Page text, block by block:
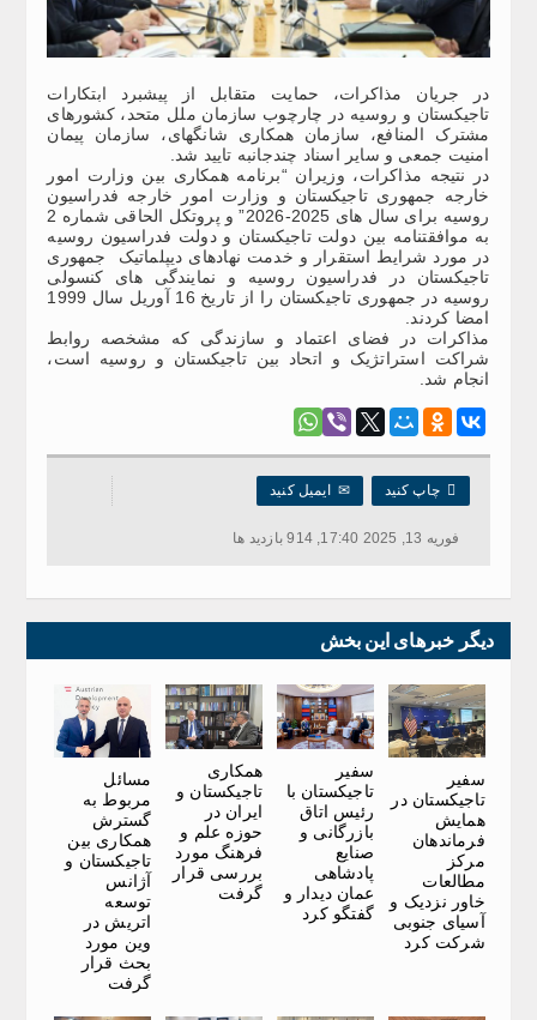
در جریان مذاکرات، حمایت متقابل از پیشبرد ابتکارات
تاجیکستان و روسیه در چارچوب سازمان ملل متحد، کشورهای
مشترک المنافع، سازمان همکاری شانگهای، سازمان پیمان
امنیت جمعی و سایر اسناد چندجانبه تایید شد.
در نتیجه مذاکرات، وزیران “برنامه همکاری بین وزارت امور
خارجه جمهوری تاجیکستان و وزارت امور خارجه فدراسیون
روسیه برای سال های 2025-2026” و پروتکل الحاقی شماره 2
به موافقتنامه بین دولت تاجیکستان و دولت فدراسیون روسیه
در مورد شرایط استقرار و خدمت نهادهای دیپلماتیک جمهوری
تاجیکستان در فدراسیون روسیه و نمایندگی های کنسولی
روسیه در جمهوری تاجیکستان را از تاریخ 16 آوریل سال 1999
امضا کردند.
مذاکرات در فضای اعتماد و سازندگی که مشخصه روابط
شراکت استراتژیک و اتحاد بین تاجیکستان و روسیه است،
انجام شد.
 چاپ کنید ✉ایمیل کنید
فوریه 13, 2025 17:40, 914 بازدید ها
دیگر خبرهای این بخش
سفیر
تاجیکستان در
همایش
فرماندهان
مرکز
مطالعات
خاور نزدیک و
آسیای جنوبی
شرکت کرد
سفیر
تاجیکستان با
رئیس اتاق
بازرگانی و
صنایع
پادشاهی
عمان دیدار و
گفتگو کرد
همکاری
تاجیکستان و
ایران در
حوزه علم و
فرهنگ مورد
بررسی قرار
گرفت
مسائل
مربوط به
گسترش
همکاری بین
تاجیکستان و
آژانس
توسعه
اتریش در
وین مورد
بحث قرار
گرفت